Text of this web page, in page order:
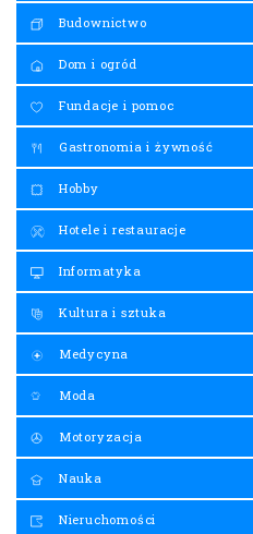
Budownictwo
Dom i ogród
Fundacje i pomoc
Gastronomia i żywność
Hobby
Hotele i restauracje
Informatyka
Kultura i sztuka
Medycyna
Moda
Motoryzacja
Nauka
Nieruchomości